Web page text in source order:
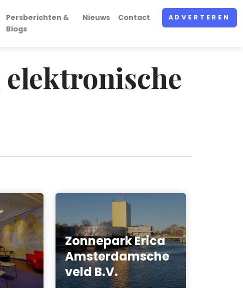
Persberichten &
Blogs
Nieuws Contact ADVERTEREN
elektronische
Zonnepark Erica
Amsterdamsche
veld B.V.